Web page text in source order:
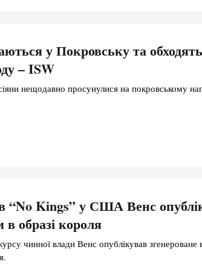
у Покровську та
– ISW
нещодавно просунулися на покровському
“No Kings” у США Венс
образі короля
чинної влади Венс опублікував згенероване